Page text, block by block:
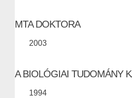
MTA DOKTORA
2003
A BIOLÓGIAI TUDOMÁNY
1994